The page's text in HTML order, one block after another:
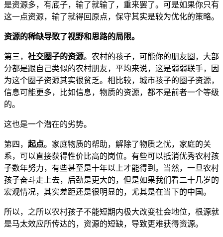
是资源多，有底子，输了就输了，重来罢了。可是如果你只有
这一点资源，输了就得回原点，保守其实是较为优化的策略。
资源的稀缺导致了视野和思路的局限。
第三， 社交圈子的资源。农村的孩子，可能你的朋友圈，大部
分都是跟自己类似的农村朋友，平均来说，这是弱弱联手，因
为这个圈子资源其实很贫乏。相比较，城市孩子的圈子资源，
信息可能更多，比如信息，物质的资源，都不是前者一个等级
的。
这也是一个潜在的劣势。
第四， 起点。家庭物质的帮助，解除了物质之忧，家庭的关
系，可以直接获得性价比高的岗位。有些可以抵消优秀农村孩
子数年努力，有些甚至是十年以上才能得到。当然，一旦农村
孩子奋斗走上去，后劲是更大的，但是如果我们看二十几岁的
宏观情况，其实差距还是很明显的，尤其是在当下的中国。
所以，之所以农村孩子不能短期内极大改变社会地位，根源就
是马太效应所传达的，资源的短缺，导致更难获得资源。